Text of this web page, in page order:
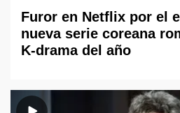
Furor en Netflix por el
nueva serie coreana
K-drama del año